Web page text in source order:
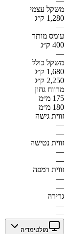
משקל עצמי
1,280 ק״ג
—
עומס מותר
400 ק״ג
—
משקל כולל
1,680 ק״ג
2,250 ק״ג
מרווח גחון
175 מ״מ
180 מ״מ
זווית גישה
—
—
זווית נטישה
—
—
זווית רמפה
—
—
גרירה
—
—
מולטימדיה